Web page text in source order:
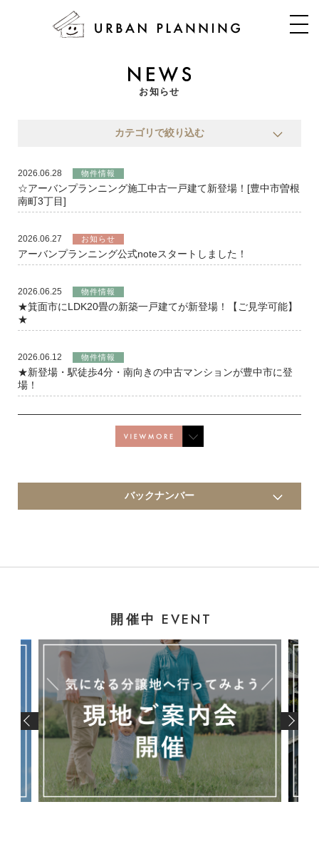
お知らせ
カテゴリで絞り込む
2026.06.28 物件情報
☆アーバンプランニング施工中古一戸建て新登場！[豊中市曽根
南町3丁目]
2026.06.27 お知らせ
アーバンプランニング公式noteスタートしました！
2026.06.25 物件情報
★箕面市にLDK20畳の新築一戸建てが新登場！【ご見学可能】
★
2026.06.12 物件情報
★新登場・駅徒歩4分・南向きの中古マンションが豊中市に登
場！
バックナンバー
開催中 EVENT